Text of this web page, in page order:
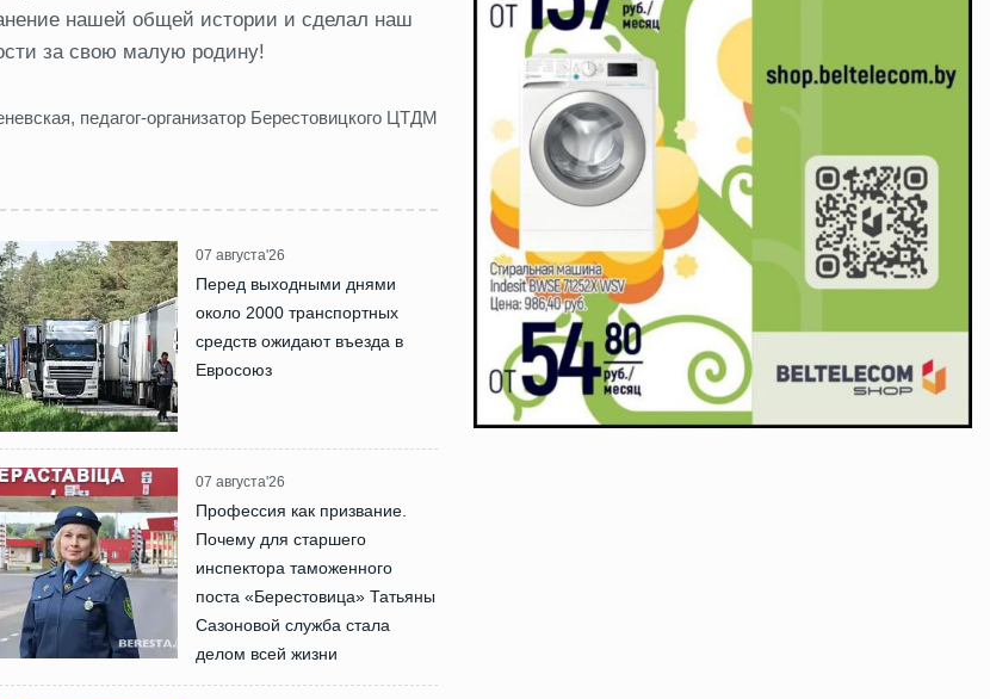
нашей общей истории и сделал наш
за свою малую родину!
педагог-организатор Берестовицкого ЦТДМ
07 августа'26
Перед выходными днями
около 2000 транспортных
средств ожидают въезда в
Евросоюз
07 августа'26
Профессия как призвание.
Почему для старшего
инспектора таможенного
поста «Берестовица» Татьяны
Сазоновой служба стала
делом всей жизни